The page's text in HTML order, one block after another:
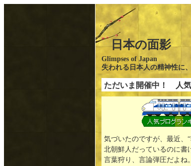
日本の面影
Glimpses of Japan
失われる日本人の精神性
ただいま開催中！ 人
気づいたのですが、最近、
北朝鮮人だっているのに書
言葉狩り、言論弾圧だよね